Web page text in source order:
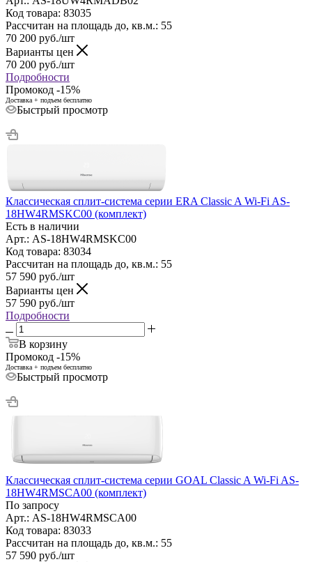
Код товара: 83035
Рассчитан на площадь до, кв.м.: 55
70 200 руб./шт
Варианты цен
70 200 руб./шт
Подробности
Промокод -15%
Доставка + подъем бесплатно
Быстрый просмотр
Классическая сплит-система серии ERA Classic A Wi-Fi AS-
18HW4RMSKC00 (комплект)
Есть в наличии
Арт.: AS-18HW4RMSKC00
Код товара: 83034
Рассчитан на площадь до, кв.м.: 55
57 590 руб./шт
Варианты цен
57 590 руб./шт
Подробности
В корзину
Промокод -15%
Доставка + подъем бесплатно
Быстрый просмотр
Классическая сплит-система серии GOAL Classic A Wi-Fi AS-
18HW4RMSCA00 (комплект)
По запросу
Арт.: AS-18HW4RMSCA00
Код товара: 83033
Рассчитан на площадь до, кв.м.: 55
57 590 руб./шт